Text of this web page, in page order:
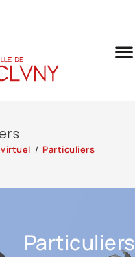
/ Particuliers
Particuliers